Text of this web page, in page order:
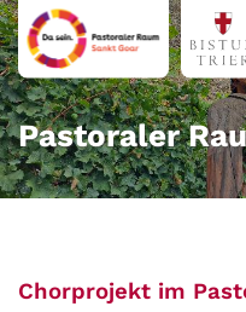
Zum Inhalt springen
Pastoraler
Chorprojekt im